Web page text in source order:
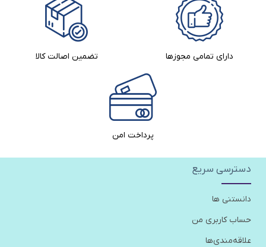
دارای تمامی مجوزها تضمین اصالت کالا​
پرداخت امن
دسترسی سریع
دانستنی ها
حساب کاربری من
علاقه‌مندی‌ها